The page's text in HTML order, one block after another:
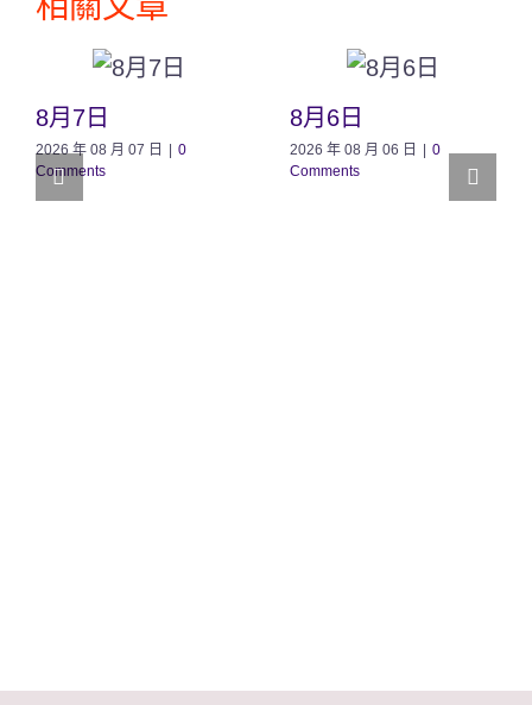
8月7日
2026 年 08 月 07 日 | 0
Comments
8月6日
2026 年 08 月 06 日 | 0
Comments